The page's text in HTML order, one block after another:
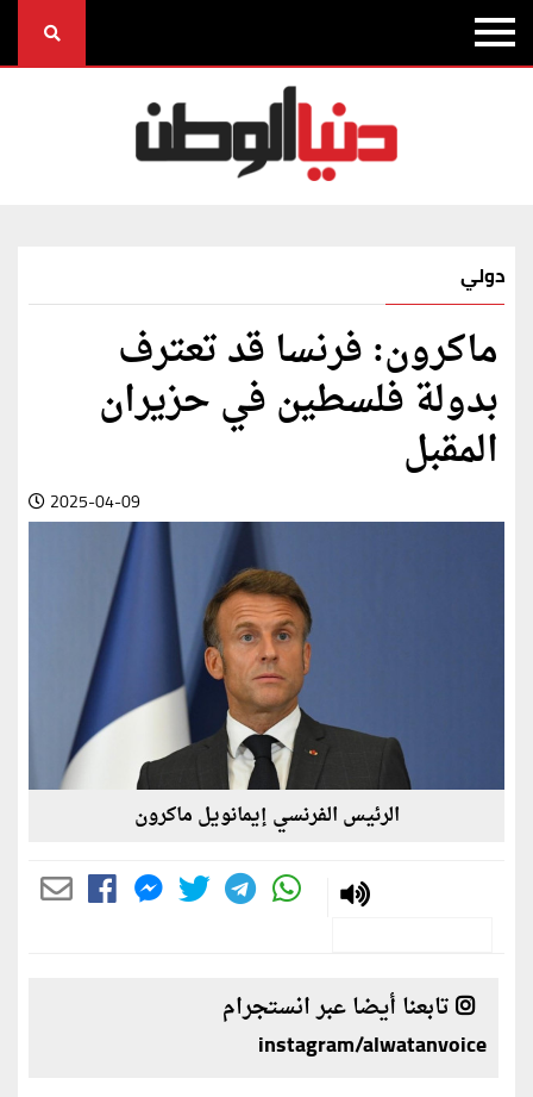
دولي
ماكرون: فرنسا قد تعترف
بدولة فلسطين في حزيران
المقبل
2025-04-09
الرئيس الفرنسي إيمانويل ماكرون
تابعنا أيضا عبر انستجرام
instagram/alwatanvoice